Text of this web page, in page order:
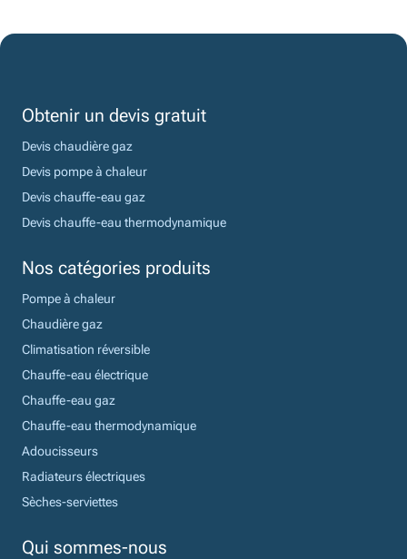
Obtenir un devis gratuit
Devis chaudière gaz
Devis pompe à chaleur
Devis chauffe-eau gaz
Devis chauffe-eau thermodynamique
Nos catégories produits
Pompe à chaleur
Chaudière gaz
Climatisation réversible
Chauffe-eau électrique
Chauffe-eau gaz
Chauffe-eau thermodynamique
Adoucisseurs
Radiateurs électriques
Sèches-serviettes
Qui sommes-nous